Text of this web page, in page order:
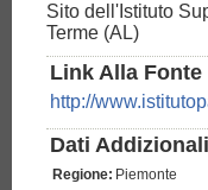
Sito dell'Istituto
Terme (AL)
Link Alla
http://
Dati Addizionali
Regione: Piemonte